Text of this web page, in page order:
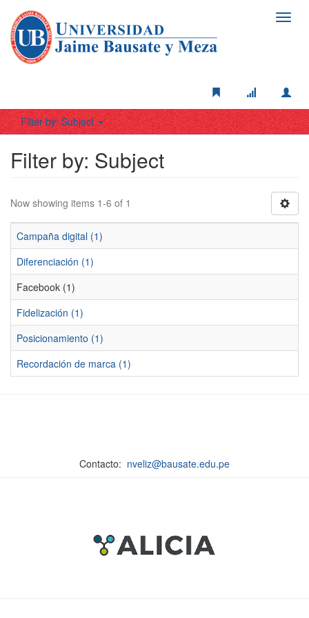
Filter by: Subject
Filter by: Subject
Now showing items 1-6 of 1
Campaña digital (1)
Diferenciación (1)
Facebook (1)
Fidelización (1)
Posicionamiento (1)
Recordación de marca (1)
Contacto: nveliz@bausate.edu.pe